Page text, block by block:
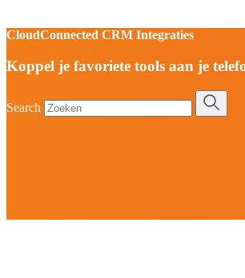
CloudConnected CRM Integraties
Koppel je favoriete tools aan je
Search